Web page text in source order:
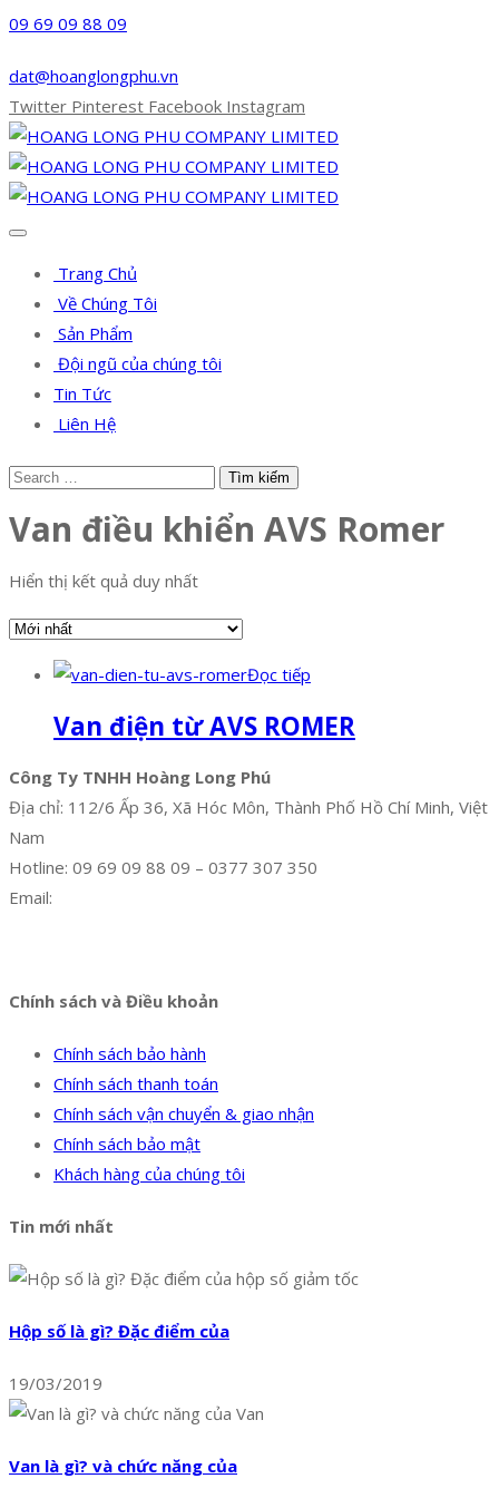
09 69 09 88 09
dat@hoanglongphu.vn
Twitter Pinterest Facebook Instagram
Trang Chủ
Về Chúng Tôi
Sản Phẩm
Đội ngũ của chúng tôi
Tin Tức
Liên Hệ
Van điều khiển AVS Romer
Hiển thị kết quả duy nhất
Đọc tiếp
Van điện từ AVS ROMER
Công Ty TNHH Hoàng Long Phú
Địa chỉ: 112/6 Ấp 36, Xã Hóc Môn, Thành Phố Hồ Chí Minh, Việt
Nam
Hotline: 09 69 09 88 09 – 0377 307 350
Email:
Chính sách và Điều khoản
Chính sách bảo hành
Chính sách thanh toán
Chính sách vận chuyển & giao nhận
Chính sách bảo mật
Khách hàng của chúng tôi
Tin mới nhất
Hộp số là gì? Đặc điểm của
19/03/2019
Van là gì? và chức năng của